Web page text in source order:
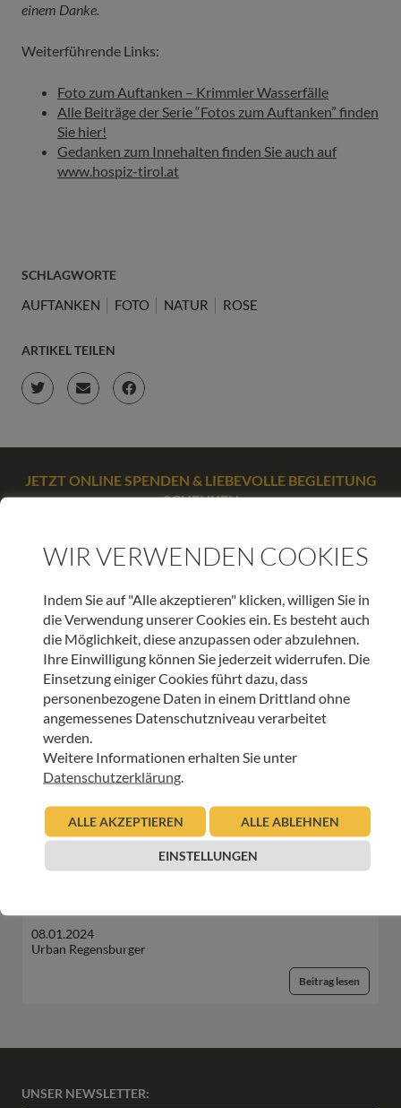
einem Danke.
Weiterführende Links:
Foto zum Auftanken – Krimmler Wasserfälle
Alle Beiträge der Serie “Fotos zum Auftanken” finden
Sie hier!
Gedanken zum Innehalten finden Sie auch auf
www.hospiz-tirol.at
SCHLAGWORTE
AUFTANKEN FOTO NATUR ROSE
ARTIKEL TEILEN
JETZT ONLINE SPENDEN & LIEBEVOLLE BEGLEITUNG
SCHENKEN
WEITERE BEITRÄGE DIESER KATEGORIE
Gute Gedanken in unruhigen Zeiten – Natur
14.08.2024
Urban Regensburger
Beitrag lesen
INNEHALTEN
08.01.2024
Urban Regensburger
Beitrag lesen
UNSER NEWSLETTER:
WIR VERWENDEN COOKIES
Indem Sie auf "Alle akzeptieren" klicken, willigen Sie in
die Verwendung unserer Cookies ein. Es besteht auch
die Möglichkeit, diese anzupassen oder abzulehnen.
Ihre Einwilligung können Sie jederzeit widerrufen. Die
Einsetzung einiger Cookies führt dazu, dass
personenbezogene Daten in einem Drittland ohne
angemessenes Datenschutzniveau verarbeitet
werden.
Weitere Informationen erhalten Sie unter
Datenschutzerklärung
ALLE AKZEPTIEREN ALLE ABLEHNEN
EINSTELLUNGEN